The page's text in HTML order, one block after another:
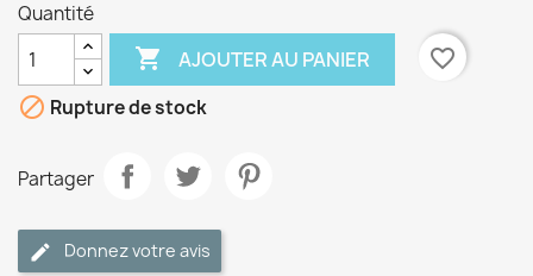
Quantité
 AJOUTER AU PANIER
favorite_border
 Rupture de stock
Partager
Donnez votre avis